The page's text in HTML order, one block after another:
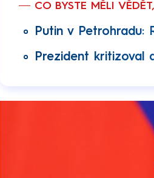
CO BYSTE MĚLI
Putin v Petrohradu:
Prezident kritizoval